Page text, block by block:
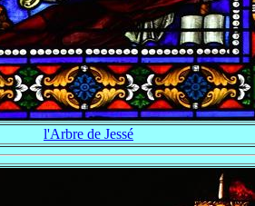
l'Arbre de Jessé